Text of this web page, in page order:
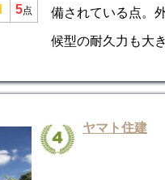
5点 備されている点。
候型の耐久力も大
ヤマト住建